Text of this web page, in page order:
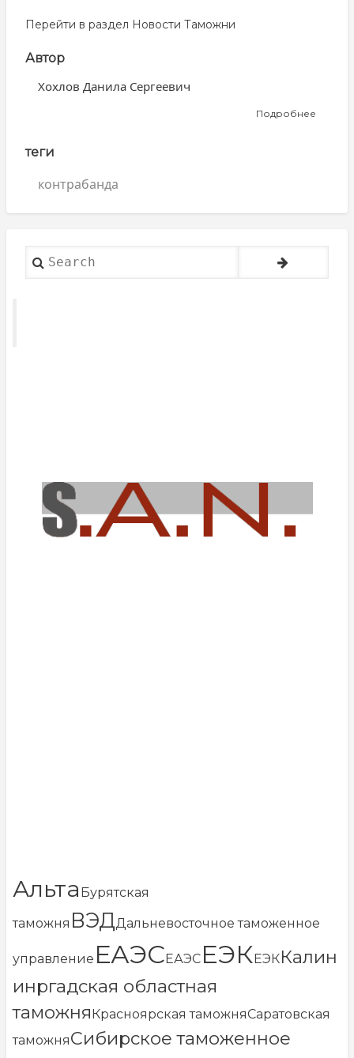
Перейти в раздел Новости Таможни
Автор
Хохлов Данила Сергеевич
Подробнее
теги
контрабанда
Search
Альта Бурятская
таможня ВЭДДальневосточное таможенное
управление ЕАЭСЕАЭС ЕЭКЕЭККалин
инргадская областная
таможняКрасноярская таможняСаратовская
таможняСибирское таможенное